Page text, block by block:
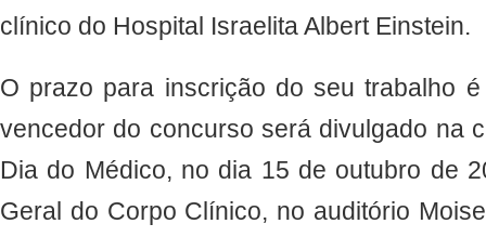
clínico do Hospital Israelita Albert Einstein.
O prazo para inscrição do seu trabalho
vencedor do concurso será divulgado na
Dia do Médico, no dia 15 de outubro de
Geral do Corpo Clínico, no auditório